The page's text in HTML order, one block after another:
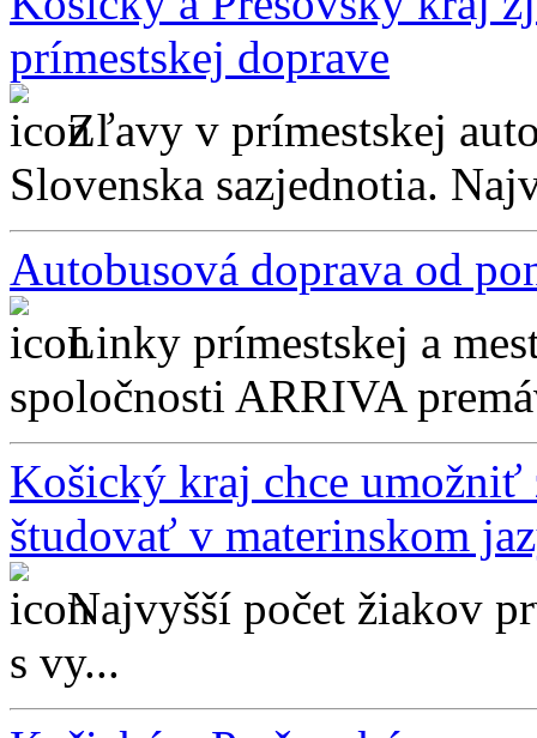
prímestskej doprave
Zľavy v prímestskej
Slovenska sazjednotia.
Autobusová doprava od
Linky prímestskej a
spoločnosti ARRIVA
Košický kraj chce umožniť
študovať v materinskom
Najvyšší počet žiakov
s vy...